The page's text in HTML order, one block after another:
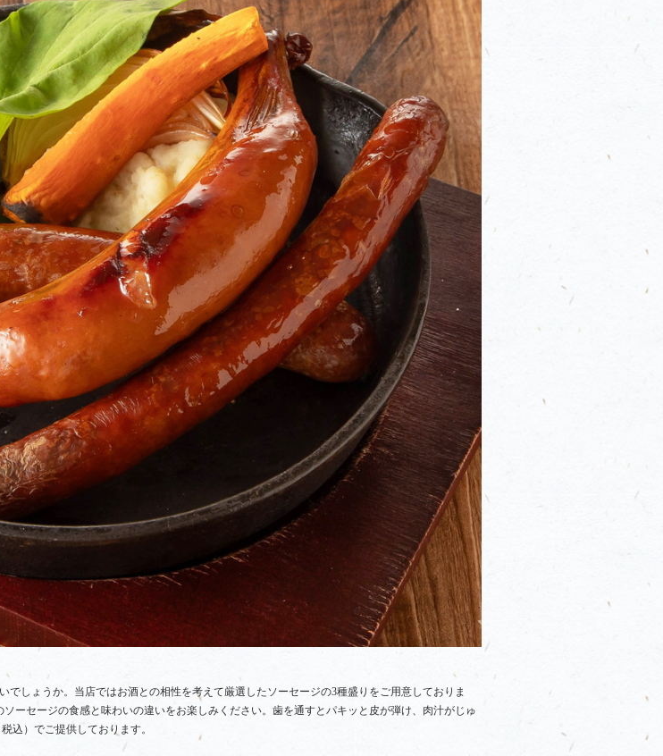
しょうか。当店ではお酒との相性を考えて厳選したソーセージの3種盛りをご用意しておりま
ーセージの食感と味わいの違いをお楽しみください。歯を通すとパキッと皮が弾け、肉汁がじゅ
込）でご提供しております。